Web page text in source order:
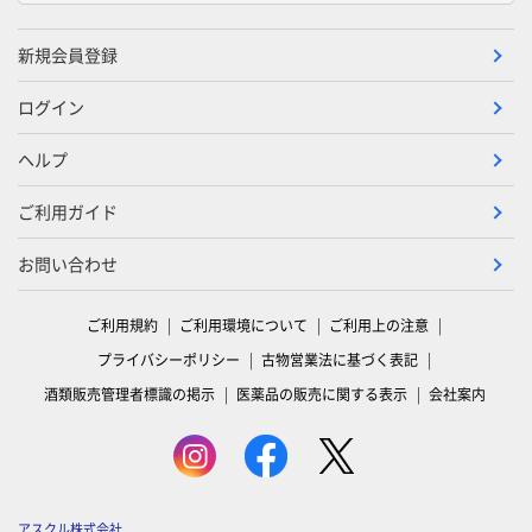
新規会員登録
ログイン
ヘルプ
ご利用ガイド
お問い合わせ
ご利用規約 ご利用環境について
ご利用上の注意
プライバシーポリシー
古物営業法に基づく表記
酒類販売管理者標識の掲示
医薬品の販売に関する表示 会社案内